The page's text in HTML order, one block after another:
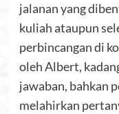
jalanan yang
kuliah ataupun
perbincangan di
oleh Albert,
jawaban, bahkan
melahirkan